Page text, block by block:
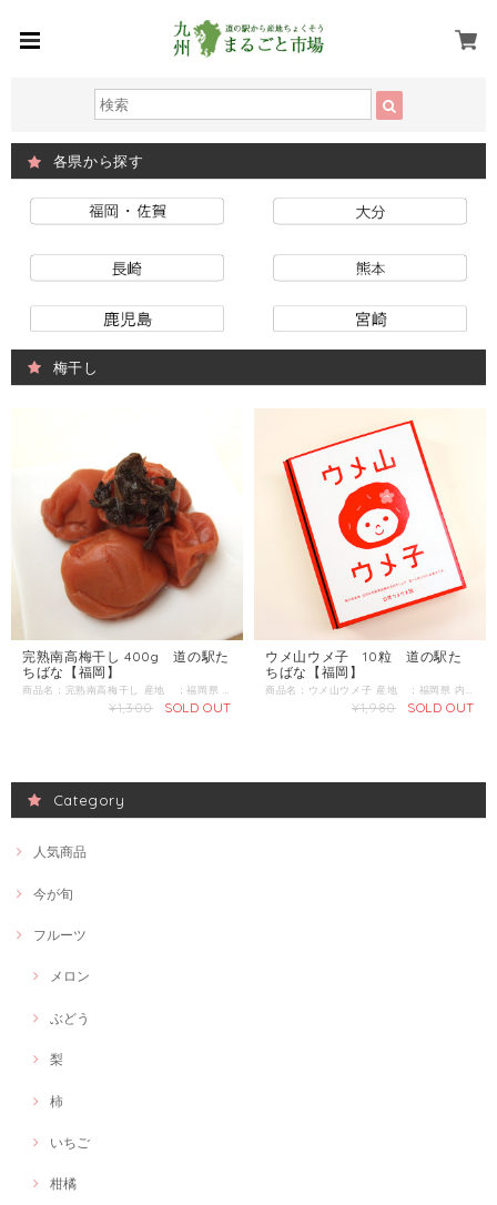
各県から探す
梅干し
完熟南高梅干し 400g 道の駅た
ちばな【福岡】
¥1,300 SOLD OUT
ウメ山ウメ子 10粒 道の駅た
ちばな【福岡】
¥1,980 SOLD OUT
Category
人気商品
今が旬
フルーツ
メロン
ぶどう
梨
柿
いちご
柑橘